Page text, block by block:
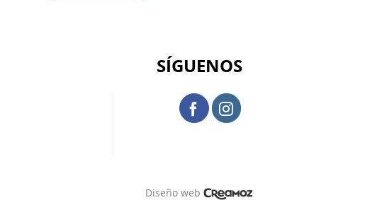
SÍGUENOS
Diseño web